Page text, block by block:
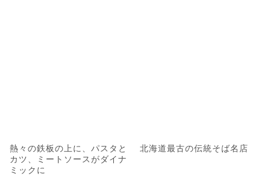
熱々の鉄板の上に、パスタと
カツ、ミートソースがダイナ
ミックに
北海道最古の伝統そば名店